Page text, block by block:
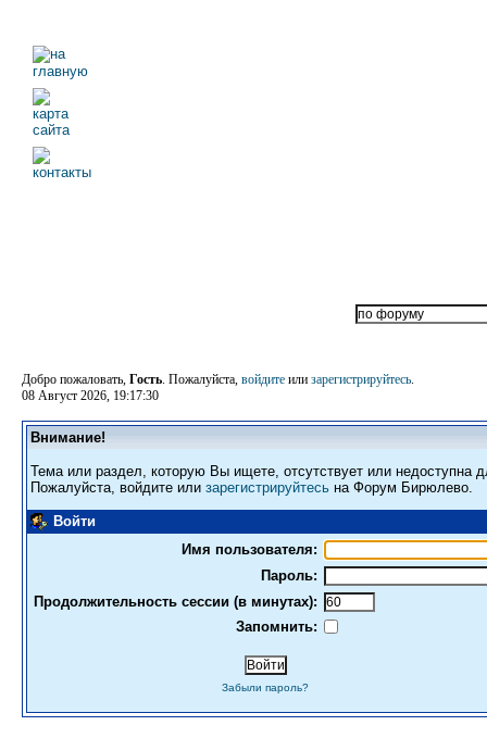
Добро пожаловать, Гость. Пожалуйста, войдите или зарегистрируйтесь.
08 Август 2026, 19:17:30
Внимание!
Тема или раздел, которую Вы ищете, отсутствует или недоступна
Пожалуйста, войдите или зарегистрируйтесь на Форум Бирюлево.
Войти
Имя пользователя:
Пароль:
Продолжительность сессии (в минутах):
Запомнить:
Забыли пароль?